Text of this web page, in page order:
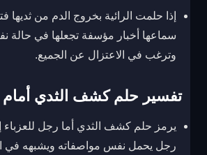
إذا حلمت الرائية بخروج الدم من ثديها
سماعها أخبار مؤسفة تجعلها في حالة
وترغب في الاعتزال عن الجميع.
تفسير حلم كشف الثدي أمام
يرمز حلم كشف الثدي أما رجل للعزباء
رجل يحمل نفس مواصفاته ويشبهه في